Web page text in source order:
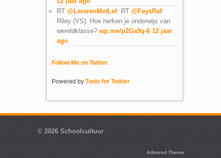
RT @LerarenMetLef: RT @FeysRaf:
Riley (VS): Hoe herken je onderwijs van
wereldklasse? wp.me/p2Ga9q-6 12 jaar
ago
Follow Me on Twitter
Powered by Tools for Twitter
© 2026 Schoolcultuur
Admired Theme